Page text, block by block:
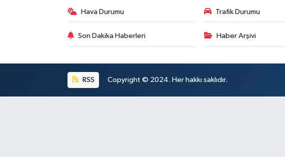
Hava Durumu Trafik Durumu
Son Dakika Haberleri Haber Arşivi
RSS Copyright © 2024. Her hakkı saklıdır.